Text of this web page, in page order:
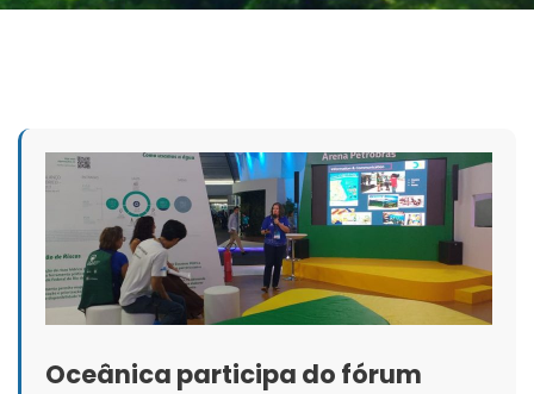
Oceânica participa do fórum